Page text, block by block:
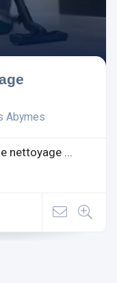
Abymes
nettoyage ...